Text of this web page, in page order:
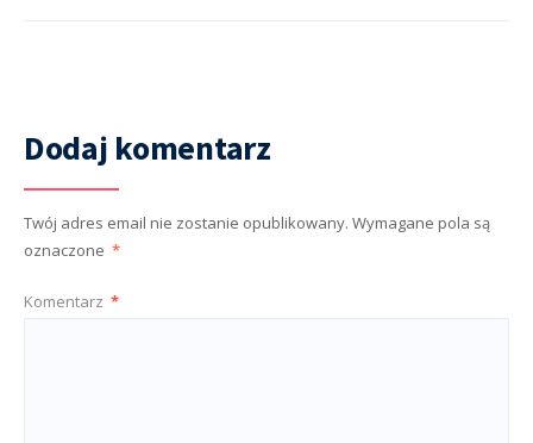
Dodaj komentarz
Twój adres email nie zostanie opublikowany. Wymagane pola są
oznaczone *
Komentarz *